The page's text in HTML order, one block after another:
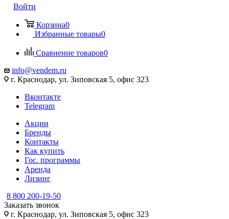
Войти
Корзина0
Избранные товары0
Сравнение товаров0
info@vendem.ru
г. Краснодар, ул. Зиповская 5, офис 323
Вконтакте
Telegram
Акции
Бренды
Контакты
Как купить
Гос. программы
Аренда
Лизинг
8 800 200-19-50
Заказать звонок
г. Краснодар, ул. Зиповская 5, офис 323